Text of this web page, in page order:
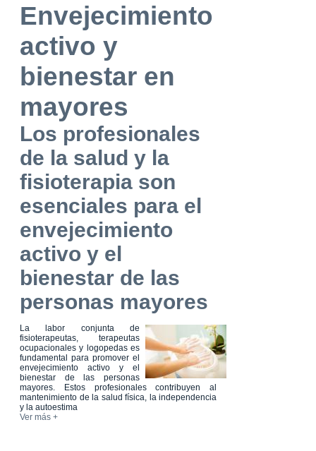
Envejecimiento
activo y
bienestar en
mayores
Los profesionales
de la salud y la
fisioterapia son
esenciales para el
envejecimiento
activo y el
bienestar de las
personas mayores
La labor conjunta de
fisioterapeutas, terapeutas
ocupacionales y logopedas es
fundamental para promover el
envejecimiento activo y el
bienestar de las personas
mayores. Estos profesionales contribuyen al
mantenimiento de la salud física, la independencia
y la autoestima
Ver más +